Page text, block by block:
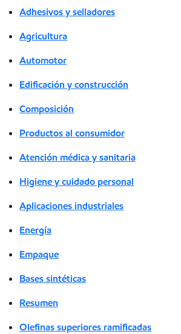
Adhesivos y selladores
Agricultura
Automotor
Edificación y construcción
Composición
Productos al consumidor
Atención médica y sanitaria
Higiene y cuidado personal
Aplicaciones industriales
Energía
Empaque
Bases sintéticas
Resumen
Olefinas superiores ramificadas